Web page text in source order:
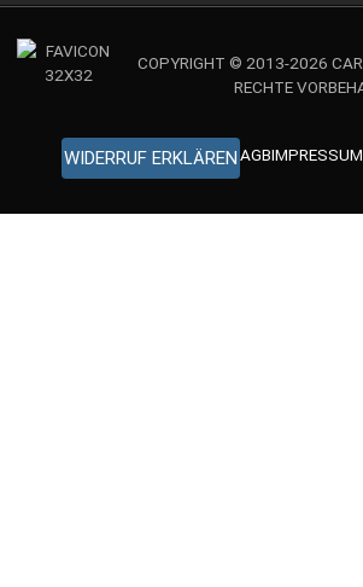
COPYRIGHT © 2013-2026
RECHTE
WIDERRUF ERKLÄRENAGBIMPRESSUM